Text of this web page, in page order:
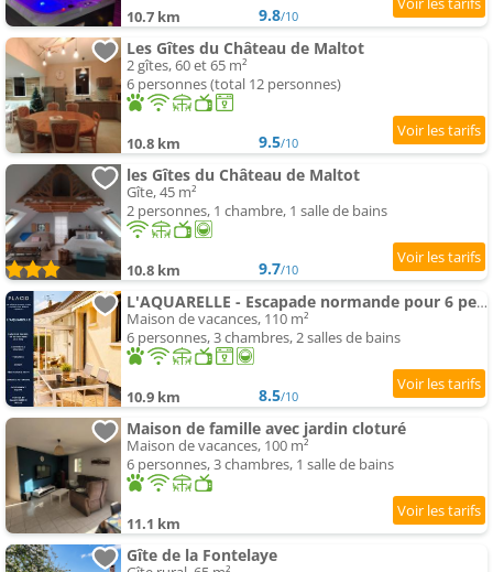
10.7 km 9.8/10
Les Gîtes du Château de Maltot
2 gîtes, 60 et 65 m²
6 personnes (total 12 personnes)
10.8 km 9.5/10
les Gîtes du Château de Maltot
Gîte, 45 m²
2 personnes, 1 chambre, 1 salle de bains
10.8 km 9.7/10
L'AQUARELLE - Escapade normande pour 6 pers
Maison de vacances, 110 m²
6 personnes, 3 chambres, 2 salles de bains
10.9 km 8.5/10
Maison de famille avec jardin cloturé
Maison de vacances, 100 m²
6 personnes, 3 chambres, 1 salle de bains
11.1 km
Gîte de la Fontelaye